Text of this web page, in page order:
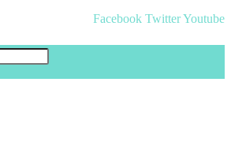
Facebook TwitterYoutube